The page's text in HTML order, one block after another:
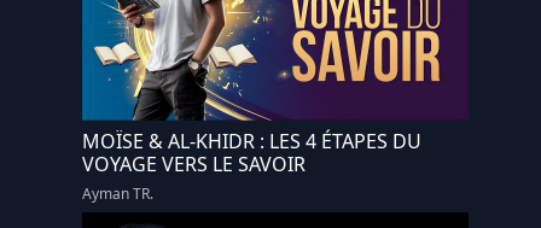
MOÏSE & AL-KHIDR : LES 4 ÉTAPES DU
VOYAGE VERS LE SAVOIR
Ayman TR.